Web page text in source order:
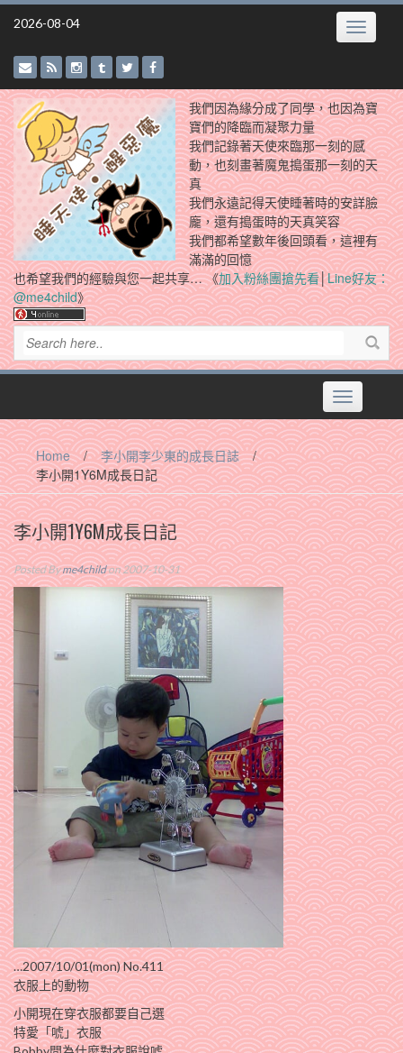
Skip
2026-08-04 Toggle
我們因為緣分成了同學，也因為寶
寶們的降臨而凝聚力量
我們記錄著天使來臨那一刻的感
動，也刻畫著魔鬼搗蛋那一刻的天
真
我們永遠記得天使睡著時的安詳臉
龐，還有搗蛋時的天真笑容
我們都希望數年後回頭看，這裡有
滿滿的回憶
也希望我們的經驗與您一起共享… 《加入粉絲團搶先看│Line好友：
@me4child》
Toggle
navigation
Home / 李小開李少東的成長日誌
/
李小開1Y6M成長日記
李小開1Y6M成長日記
Posted Byme4childon 2007-10-31
…2007/10/01(mon) No.411
衣服上的動物
小開現在穿衣服都要自己選
特愛「唬」衣服